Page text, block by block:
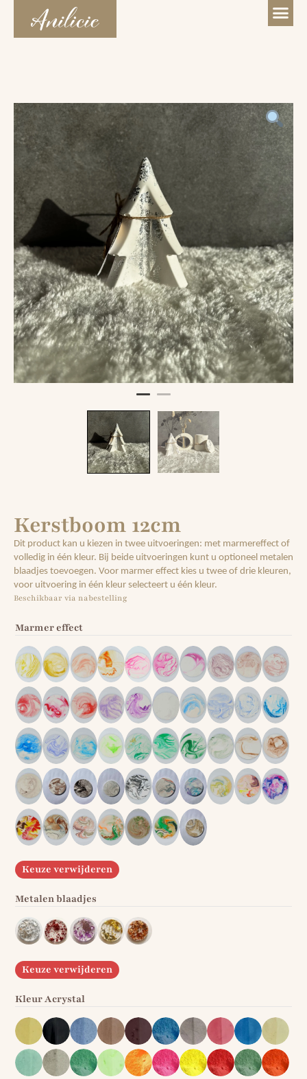
Kerstboom 12cm
Dit product kan u kiezen in twee uitvoeringen: met marmereffect of
volledig in één kleur. Bij beide uitvoeringen kunt u optioneel metalen
blaadjes toevoegen. Voor marmer effect kies u twee of drie kleuren,
voor uitvoering in één kleur selecteert u één kleur.
Beschikbaar via nabestelling
Marmer effect
Keuze verwijderen
Metalen blaadjes
Keuze verwijderen
Kleur Acrystal